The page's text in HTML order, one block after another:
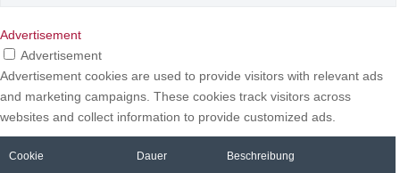
Advertisement
Advertisement
Advertisement cookies are used to provide visitors with relevant ads
and marketing campaigns. These cookies track visitors across
websites and collect information to provide customized ads.
Cookie Dauer Beschreibung